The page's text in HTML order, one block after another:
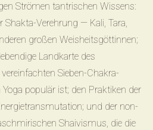
Strömen tantrischen Wissens:
Shakta-Verehrung — Kali, Tara,
großen Weisheitsgöttinnen;
Landkarte des
Sieben-Chakra-
populär ist; den Praktiken der
und der non-
Shaivismus, die die